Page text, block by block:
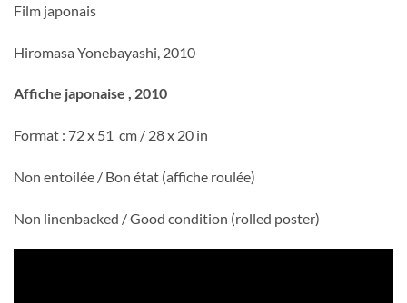
Film japonais
Hiromasa Yonebayashi, 2010
Affiche japonaise , 2010
Format : 72 x 51 cm / 28 x 20 in
Non entoilée / Bon état (affiche roulée)
Non linenbacked / Good condition (rolled poster)